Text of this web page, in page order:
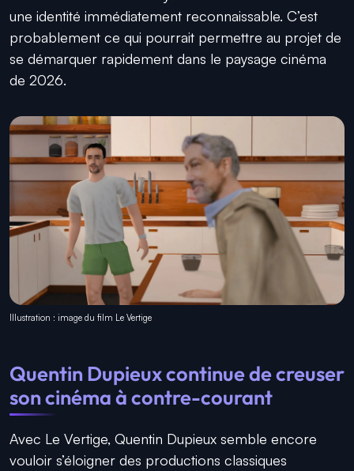
une identité immédiatement reconnaissable. C’est
probablement ce qui pourrait permettre au projet de
se démarquer rapidement dans le paysage cinéma
de 2026.
Illustration : image du film Le Vertige
Quentin Dupieux continue de creuser
son cinéma à contre-courant
Avec Le Vertige, Quentin Dupieux semble encore
vouloir s’éloigner des productions classiques